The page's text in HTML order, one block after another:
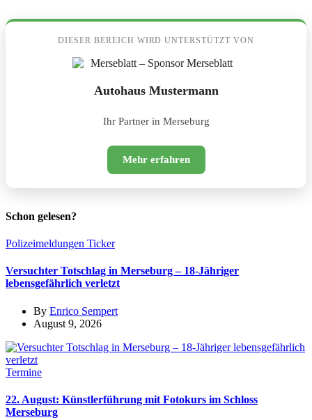
DIESER BEREICH WIRD UNTERSTÜTZT VON
Autohaus Mustermann
Ihr Partner in Merseburg
Mehr erfahren
Schon gelesen?
Polizeimeldungen Ticker
Versuchter Totschlag in Merseburg – 18-Jähriger
lebensgefährlich verletzt
By Enrico Sempert
August 9, 2026
Termine
22. August: Künstlerführung mit Fotokurs im Schloss
Merseburg